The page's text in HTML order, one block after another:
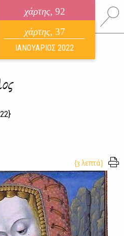
χάρτης, 92
ηλεκτρονικό περιοδικό
ΑΥΓΟΥΣΤΟΣ 2026
χάρτης, 37
ΙΑΝΟΥΑΡΙΟΣ 2022
{3 λεπτά}